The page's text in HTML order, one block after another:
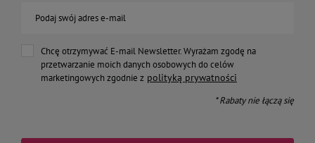
Podaj swój adres e-mail
Chcę otrzymywać E-mail Newsletter. Wyrażam zgodę na
przetwarzanie moich danych osobowych do celów
marketingowych zgodnie z polityką prywatności
* Rabaty nie łączą się